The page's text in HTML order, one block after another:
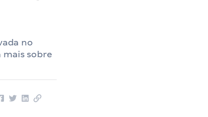
no
mais sobre